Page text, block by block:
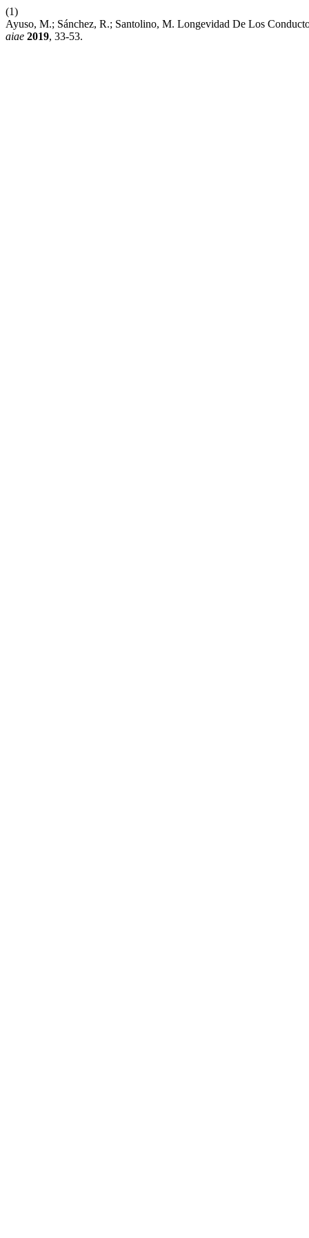
(1)
Ayuso, M.; Sánchez, R.; Santolino, M. Longevidad De Los
aiae 2019, 33-53.